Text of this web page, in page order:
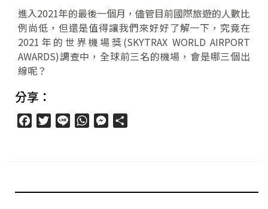
進入2021年的最後一個月，儘管目前國際旅遊的人數比
例尚低，但還是值得讓我們來好好了解一下，究竟在
2021年的世界機場獎(SKYTRAX WORLD AIRPORT
AWARDS)調查中，全球前三名的機場，會是哪三個出
線呢？
分享：
FacebookTwitter
Line WhatsAppMessenger